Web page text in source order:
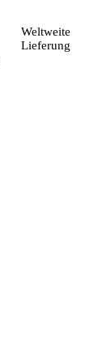
Weltweite
Lieferung